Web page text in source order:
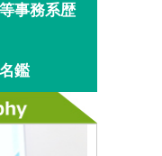
事務系歴
鑑